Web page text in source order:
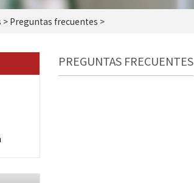
> Preguntas frecuentes >
PREGUNTAS FRECUENTES